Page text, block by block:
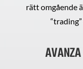
rätt omgående